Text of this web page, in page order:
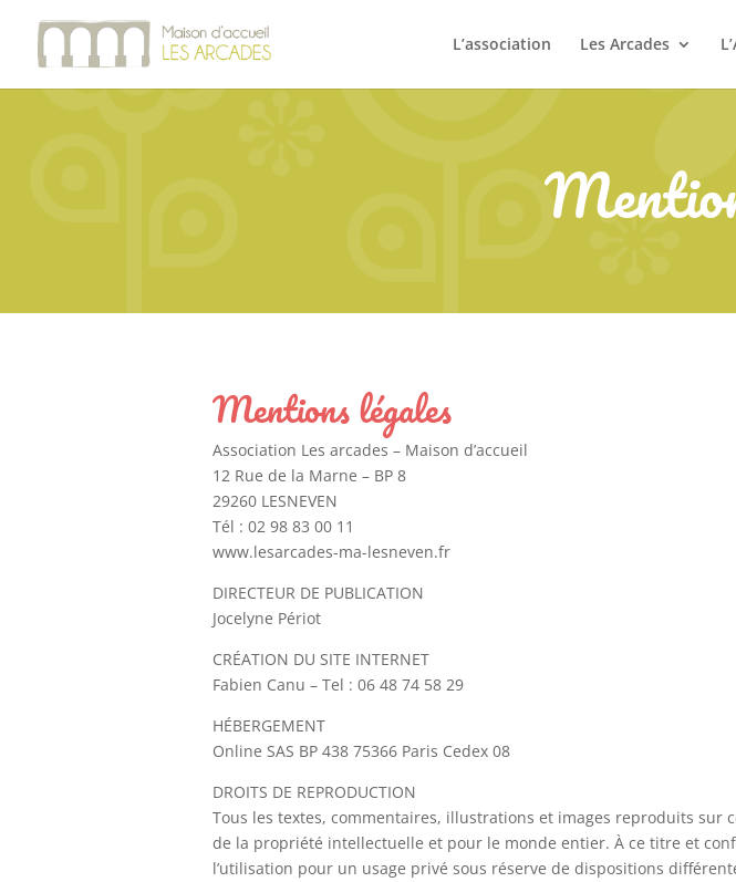
L’association Les Arcades
Mentions légales
Association Les arcades – Maison d’accueil
12 Rue de la Marne – BP 8
29260 LESNEVEN
Tél : 02 98 83 00 11
www.lesarcades-ma-lesneven.fr
DIRECTEUR DE PUBLICATION
Jocelyne Périot
CRÉATION DU SITE INTERNET
Fabien Canu – Tel : 06 48 74 58 29
HÉBERGEMENT
Online SAS BP 438 75366 Paris Cedex 08
DROITS DE REPRODUCTION
Tous les textes, commentaires, illustrations et images reproduits sur
de la propriété intellectuelle et pour le monde entier. À ce titre et
l’utilisation pour un usage privé sous réserve de dispositions